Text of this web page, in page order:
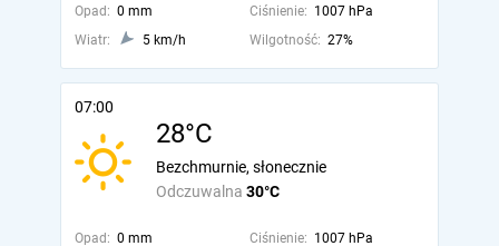
Opad: 0 mm Ciśnienie: 1007 hPa
Wiatr:
5 km/h Wilgotność: 27%
07:00
28°C
Odczuwalna 30°C
Bezchmurnie, słonecznie
Opad: 0 mm Ciśnienie: 1007 hPa